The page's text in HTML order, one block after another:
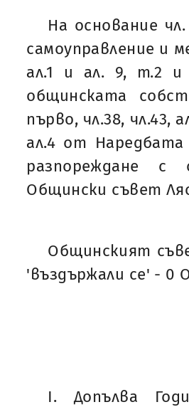
На основание
самоуправление и
ал.1 и ал. 9, т.2 и
общинската
първо, чл.38, чл.43,
ал.4 от Наредбата
разпореждане
Общински съвет
Общинският
'въздържали се' - 0
І. Допълва